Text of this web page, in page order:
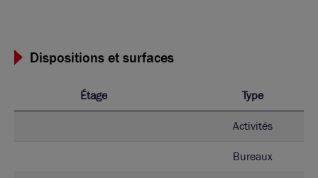
Dispositions et surfaces
Étage Type
Activités
Bureaux